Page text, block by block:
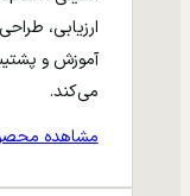
ارزیابی،
می‌کند.
مشاهده